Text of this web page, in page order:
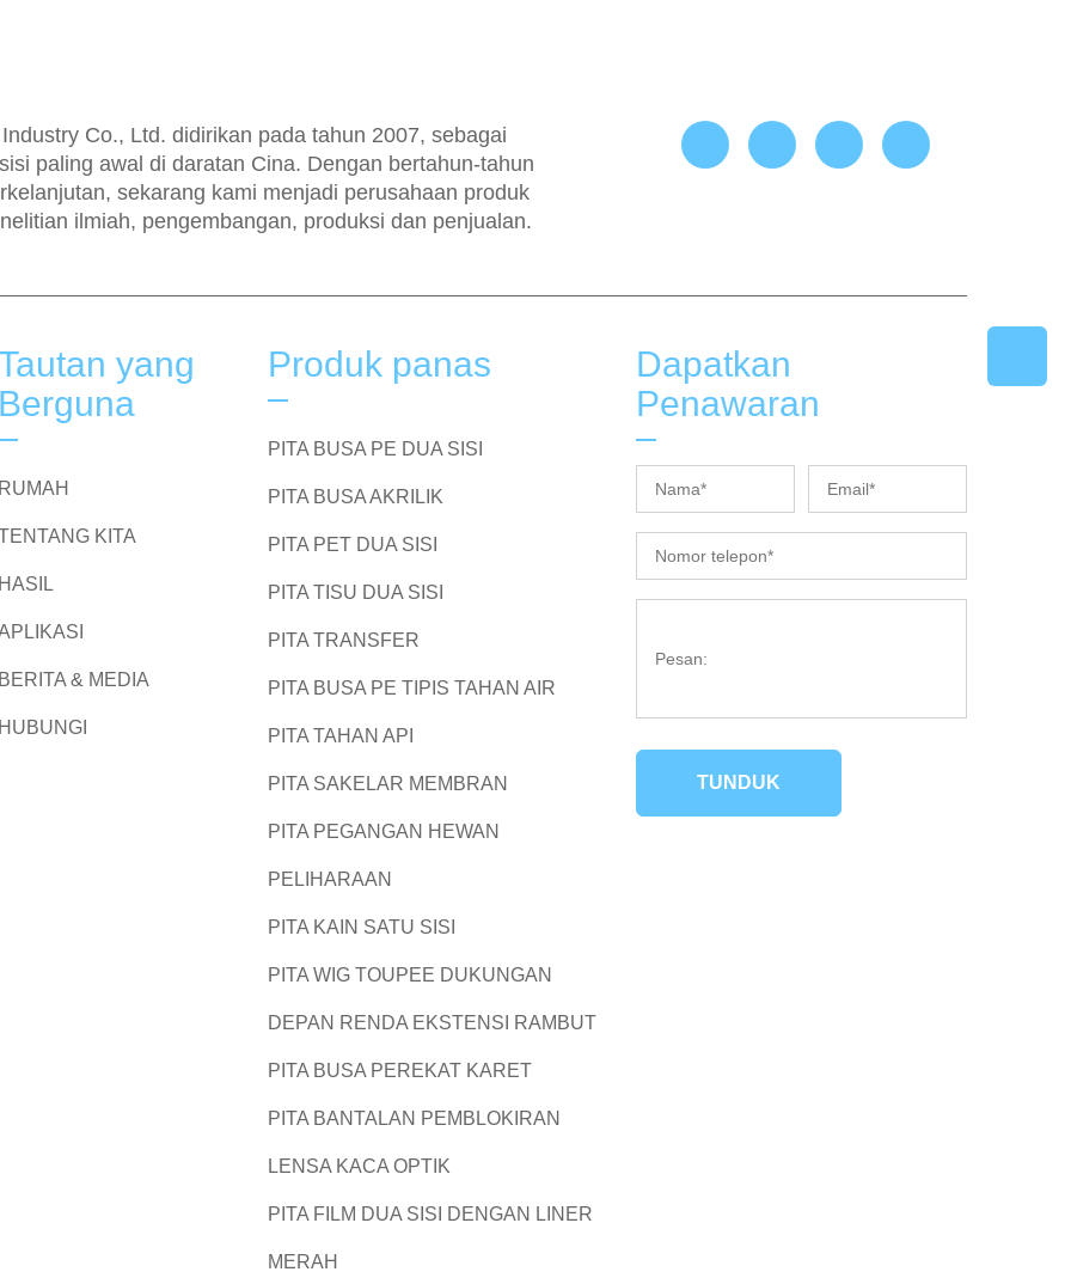
Co., Ltd. didirikan pada tahun 2007, sebagai
paling awal di daratan Cina. Dengan bertahun-tahun
sekarang kami menjadi perusahaan produk
ilmiah, pengembangan, produksi dan penjualan.
yang
Berguna
RUMAH
KITA
HASIL
BERITA & MEDIA
HUBUNGI
Produk panas
PITA BUSA PE DUA SISI
PITA BUSA AKRILIK
PITA PET DUA SISI
PITA TISU DUA SISI
PITA TRANSFER
PITA BUSA PE TIPIS TAHAN AIR
PITA TAHAN API
PITA SAKELAR MEMBRAN
PITA PEGANGAN HEWAN
PELIHARAAN
PITA KAIN SATU SISI
PITA WIG TOUPEE DUKUNGAN
DEPAN RENDA EKSTENSI RAMBUT
PITA BUSA PEREKAT KARET
PITA BANTALAN PEMBLOKIRAN
LENSA KACA OPTIK
PITA FILM DUA SISI DENGAN LINER
MERAH
Dapatkan
Penawaran
TUNDUK